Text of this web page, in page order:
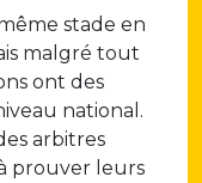
stade en
malgré tout
ont des
national.
arbitres
prouver leurs